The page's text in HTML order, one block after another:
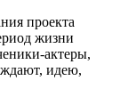
проекта
жизни
актеры,
идею,